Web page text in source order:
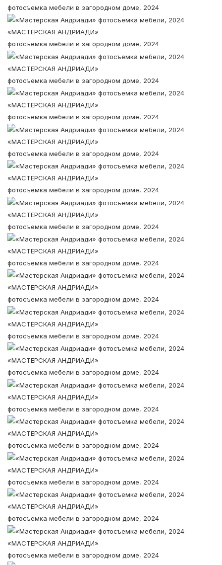
фотосъемка мебели в загородном доме, 2024
«МАСТЕРСКАЯ АНДРИАДИ»
фотосъемка мебели в загородном доме, 2024
«МАСТЕРСКАЯ АНДРИАДИ»
фотосъемка мебели в загородном доме, 2024
«МАСТЕРСКАЯ АНДРИАДИ»
фотосъемка мебели в загородном доме, 2024
«МАСТЕРСКАЯ АНДРИАДИ»
фотосъемка мебели в загородном доме, 2024
«МАСТЕРСКАЯ АНДРИАДИ»
фотосъемка мебели в загородном доме, 2024
«МАСТЕРСКАЯ АНДРИАДИ»
фотосъемка мебели в загородном доме, 2024
«МАСТЕРСКАЯ АНДРИАДИ»
фотосъемка мебели в загородном доме, 2024
«МАСТЕРСКАЯ АНДРИАДИ»
фотосъемка мебели в загородном доме, 2024
«МАСТЕРСКАЯ АНДРИАДИ»
фотосъемка мебели в загородном доме, 2024
«МАСТЕРСКАЯ АНДРИАДИ»
фотосъемка мебели в загородном доме, 2024
«МАСТЕРСКАЯ АНДРИАДИ»
фотосъемка мебели в загородном доме, 2024
«МАСТЕРСКАЯ АНДРИАДИ»
фотосъемка мебели в загородном доме, 2024
«МАСТЕРСКАЯ АНДРИАДИ»
фотосъемка мебели в загородном доме, 2024
«МАСТЕРСКАЯ АНДРИАДИ»
фотосъемка мебели в загородном доме, 2024
«МАСТЕРСКАЯ АНДРИАДИ»
фотосъемка мебели в загородном доме, 2024